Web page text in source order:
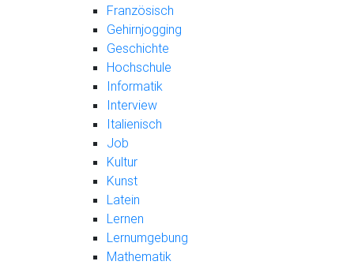
Französisch
Gehirnjogging
Geschichte
Hochschule
Informatik
Interview
Italienisch
Job
Kultur
Kunst
Latein
Lernen
Lernumgebung
Mathematik